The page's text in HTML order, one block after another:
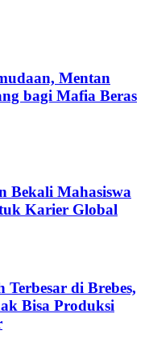
Mentan
bagi Mafia Beras
Bekali Mahasiswa
Karier Global
Terbesar di Brebes,
Bisa Produksi